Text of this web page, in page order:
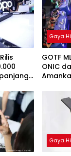
Gaya
GOTF
ONIC
Gaya